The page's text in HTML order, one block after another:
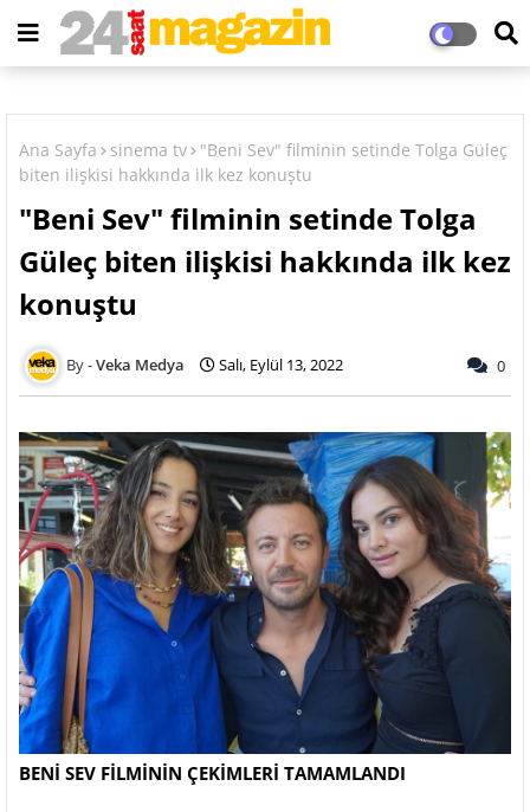
Ana Sayfa sinema tv
"Beni Sev" filminin setinde Tolga Güleç
biten ilişkisi hakkında ilk kez konuştu
"Beni Sev" filminin setinde Tolga
Güleç biten ilişkisi hakkında ilk kez
konuştu
Veka Medya Salı, Eylül 13, 2022 0
BENİ SEV FİLMİNİN ÇEKİMLERİ TAMAMLANDI